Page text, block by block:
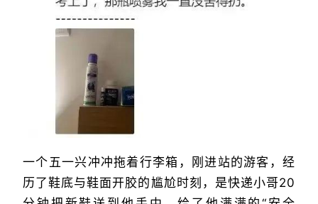
一个五一兴冲冲拖着行李箱，刚进站的游客，经
历了鞋底与鞋面开胶的尴尬时刻，是快递小哥20